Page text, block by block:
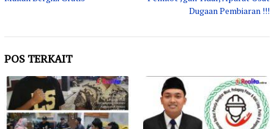
Dugaan Pembiaran !!!
POS TERKAIT